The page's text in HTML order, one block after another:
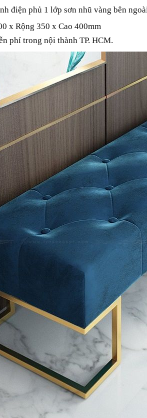
điện phủ 1 lớp sơn nhũ vàng bên
x Rộng 350 x Cao 400mm
phí trong nội thành TP. HCM.